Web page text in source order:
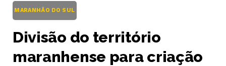
MARANHÃO DO SUL
Divisão do território
maranhense para criação